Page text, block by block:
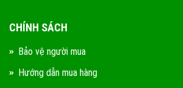
CHÍNH SÁCH
Bảo vệ người mua
Hướng dẫn mua hàng